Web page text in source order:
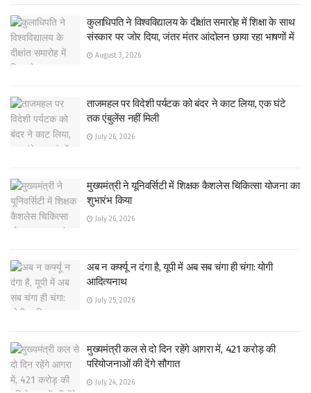
कुलाधिपति ने विश्वविद्यालय के दीक्षांत समारोह में शिक्षा के साथ
संस्कार पर जोर दिया, जंतर मंतर आंदोलन छाया रहा भाषणों में
August 3, 2026
ताजमहल पर विदेशी पर्यटक को बंदर ने काट लिया, एक घंटे
तक एंबुलेंस नहीं मिली
July 26, 2026
मुख्यमंत्री ने यूनिवर्सिटी में शिक्षक कैशलेस चिकित्सा योजना का
शुभारंभ किया
July 26, 2026
अब न कर्फ्यू न दंगा है, यूपी में अब सब चंगा ही चंगा: योगी
आदित्यनाथ
July 25, 2026
मुख्यमंत्री कल से दो दिन रहेंगे आगरा में, 421 करोड़ की
परियोजनाओं की देंगे सौगात
July 24, 2026